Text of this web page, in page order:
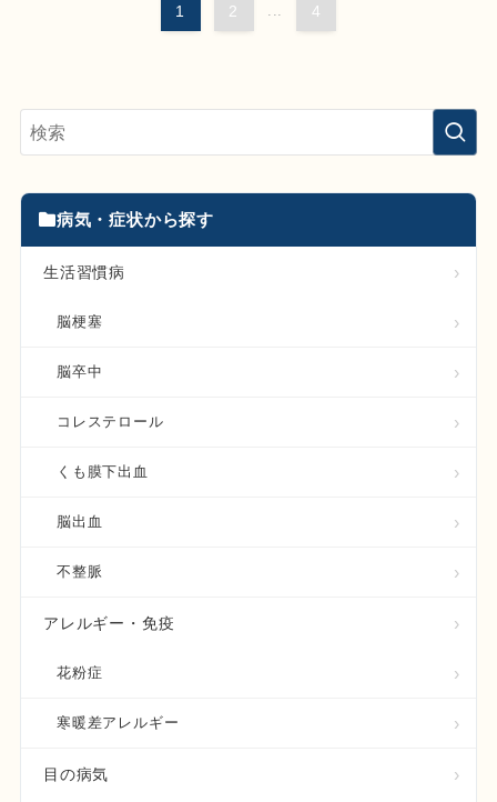
1 2 4
病気・症状から探す
生活習慣病
脳梗塞
脳卒中
コレステロール
くも膜下出血
脳出血
不整脈
アレルギー・免疫
花粉症
寒暖差アレルギー
目の病気